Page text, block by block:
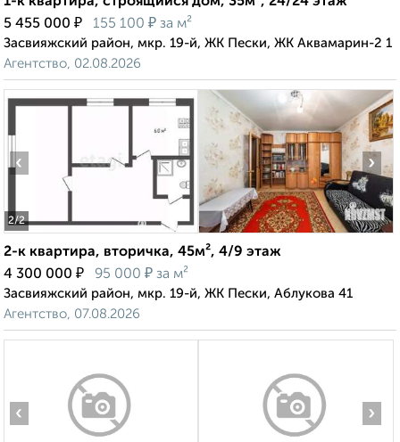
5 455 000 ₽ 155 100 ₽ за м²
Засвияжский район, мкр. 19-й, ЖК Пески, ЖК Аквамарин-2 1
Агентство, 02.08.2026
2/2
‹ ›
2-к квартира, вторичка, 45м², 4/9 этаж
4 300 000 ₽ 95 000 ₽ за м²
Засвияжский район, мкр. 19-й, ЖК Пески, Аблукова 41
Агентство, 07.08.2026
‹ ›